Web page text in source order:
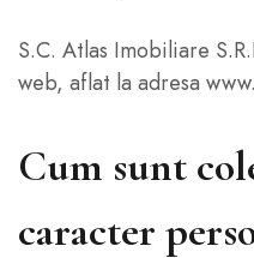
S.C. Atlas Imobiliare
web, aflat la adresa
Cum sunt
caracter